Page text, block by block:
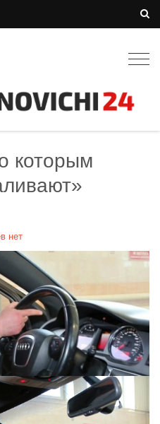
которым
нет